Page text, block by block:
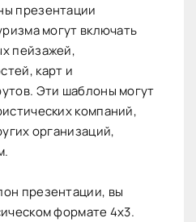
презентации
могут включать
пейзажей,
карт и
Эти шаблоны могут
компаний,
организаций,
презентации, вы
формате 4х3.